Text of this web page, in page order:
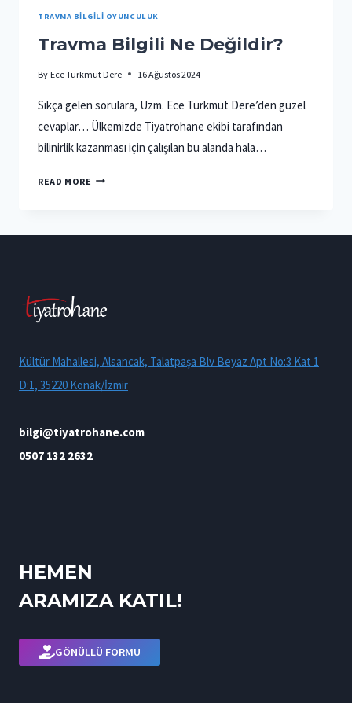
TRAVMA BILGILI OYUNCULUK
Travma Bilgili Ne Değildir?
By Ece Türkmut Dere 16 Ağustos 2024
Sıkça gelen sorulara, Uzm. Ece Türkmut Dere’den güzel
cevaplar… Ülkemizde Tiyatrohane ekibi tarafından
bilinirlik kazanması için çalışılan bu alanda hala…
READ MORE TRAVMA
Kültür Mahallesi, Alsancak, Talatpaşa Blv Beyaz Apt No:3 Kat 1
D:1, 35220 Konak/İzmir
bilgi@tiyatrohane.com
0507 132 2632
HEMEN
ARAMIZA KATIL!
GÖNÜLLÜ FORMU